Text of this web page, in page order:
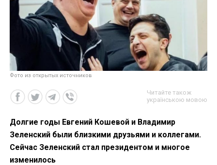
Фото из открытых источников
Читайте також
українською мовою
Долгие годы Евгений Кошевой и Владимир
Зеленский были близкими друзьями и коллегами.
Сейчас Зеленский стал президентом и многое
изменилось